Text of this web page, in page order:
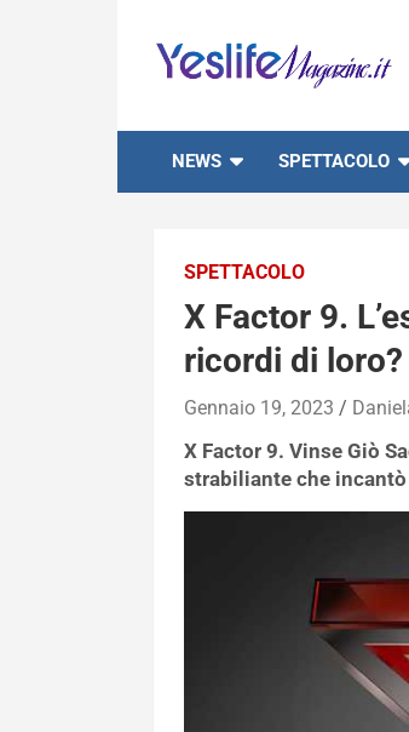
content
NEWS SPETTACOLO
SPETTACOLO
X Factor 9.
ricordi di
Gennaio 19, 2023
X Factor 9. Vinse Giò
strabiliante che